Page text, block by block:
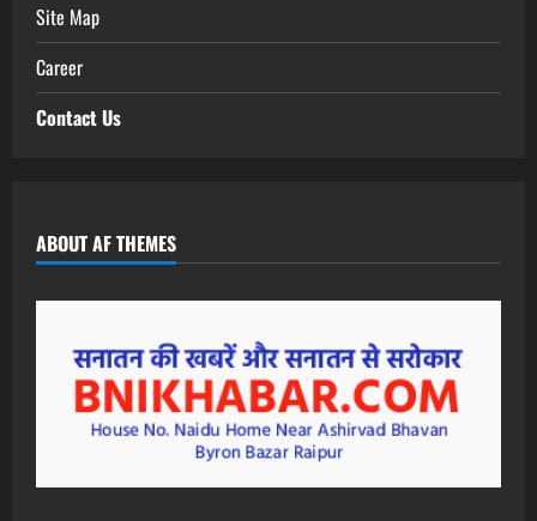
Site Map
Career
Contact Us
ABOUT AF THEMES